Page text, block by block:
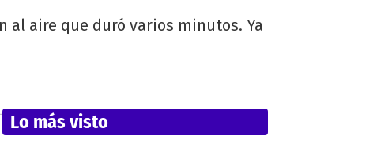
al aire que duró varios minutos. Ya
Lo más visto